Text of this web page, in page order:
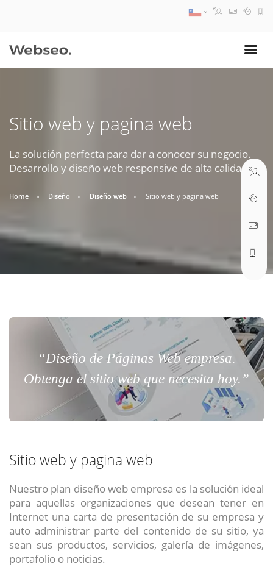
Sitio web y pagina web
La solución perfecta para dar a conocer su negocio.
Desarrollo y diseño web responsive de alta calidad.
Home Diseño Diseño web Sitio web y pagina web
“Diseño de Páginas Web empresa.
Obtenga el sitio web que necesita hoy.”
Sitio web y pagina web
Nuestro plan diseño web empresa es la solución ideal
para aquellas organizaciones que desean tener en
Internet una carta de presentación de su empresa y
auto administrar parte del contenido de su sitio, ya
sean sus productos, servicios, galería de imágenes,
portafolio o noticias.
09:30 AM A 18:30 PM
soporte@webseo.cl